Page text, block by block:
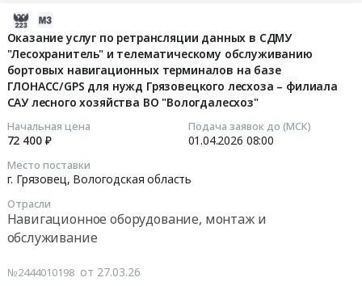
Оказание услуг по ретрансляции данных в СДМУ
"Лесохранитель" и телематическому обслуживанию
бортовых навигационных терминалов на базе
ГЛОНАСС/GPS для нужд Грязовецкого лесхоза – филиала
САУ лесного хозяйства ВО "Вологдалесхоз"
Начальная цена
72 400 ₽
Подача заявок до (МСК)
01.04.2026 08:00
Место поставки
г. Грязовец, Вологодская область
Отрасли
Навигационное оборудование, монтаж и
обслуживание
№2444010198 от 27.03.26